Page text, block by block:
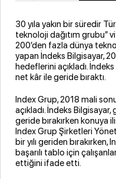
30 yıla yakın bir süredir
teknoloji dağıtım grubu”
200’den fazla dünya
yapan İndeks Bilgisayar,
hedeflerini açıkladı.
net kâr ile geride bıraktı.
Index Grup, 2018 mali
açıkladı. İndeks
geride bırakırken konuya
Index Grup Şirketleri
bir yılı geriden bırakırken,
başarılı tablo için
ettiğini ifade etti.